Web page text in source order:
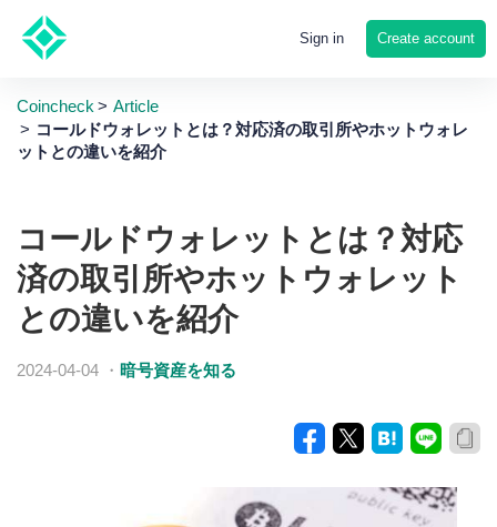
Sign in Create account
Coincheck
Article
コールドウォレットとは？対応済の取引所やホットウォレ
ットとの違いを紹介
コールドウォレットとは？対応
済の取引所やホットウォレット
との違いを紹介
2024-04-04 ・ 暗号資産を知る